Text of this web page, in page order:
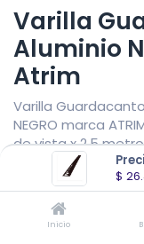
$
Inicio
Varilla
Aluminio
Atrim
Varilla
NEGRO marca
de vista x 2,5
26.418,17 IVA
Precio sin impuestos